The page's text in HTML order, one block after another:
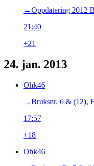
→‎Oppdatering 2012
21:40
+21
24. jan. 2013
Ohk46
→‎Bruksnr. 6 & (12),
17:57
+18
Ohk46